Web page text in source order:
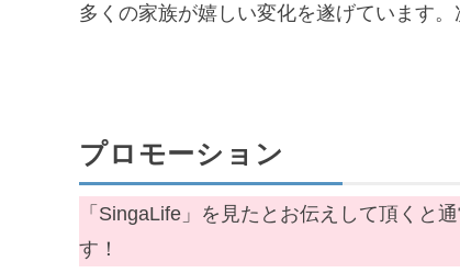
多くの家族が嬉しい変化を遂げています。
プロモーション
「SingaLife」を見たとお伝えして頂くと
す！